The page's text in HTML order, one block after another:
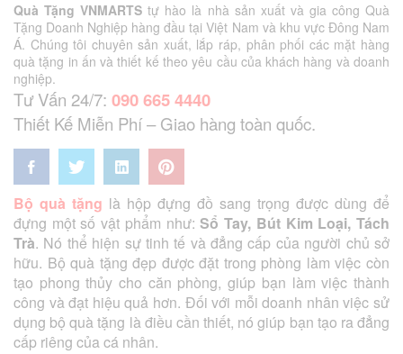
Quà Tặng VNMARTS tự hào là nhà sản xuất và gia công Quà
Tặng Doanh Nghiệp hàng đầu tại Việt Nam và khu vực Đông Nam
Á. Chúng tôi chuyên sản xuất, lắp ráp, phân phối các mặt hàng
quà tặng in ấn và thiết kế theo yêu cầu của khách hàng và doanh
nghiệp.
Tư Vấn 24/7: 090 665 4440
Thiết Kế Miễn Phí – Giao hàng toàn quốc.
Bộ quà tặng là hộp đựng đồ sang trọng được dùng để
đựng một số vật phẩm như:Sổ Tay, Bút Kim Loại, Tách
Trà. Nó thể hiện sự tinh tế và đẳng cấp của người chủ sở
hữu. Bộ quà tặng đẹp được đặt trong phòng làm việc còn
tạo phong thủy cho căn phòng, giúp bạn làm việc thành
công và đạt hiệu quả hơn. Đối với mỗi doanh nhân việc sử
dụng bộ quà tặng là điều cần thiết, nó giúp bạn tạo ra đẳng
cấp riêng của cá nhân.